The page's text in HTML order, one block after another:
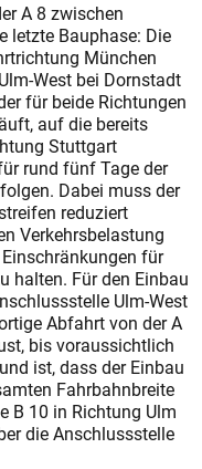
A 8 zwischen
letzte Bauphase: Die
München
West bei Dornstadt
für beide Richtungen
auf die bereits
Stuttgart
rund fünf Tage der
Dabei muss der
reduziert
Verkehrsbelastung
für
halten. Für den Einbau
Ulm-West
Abfahrt von der A
bis voraussichtlich
ist, dass der Einbau
Fahrbahnbreite
B 10 in Richtung Ulm
die Anschlussstelle